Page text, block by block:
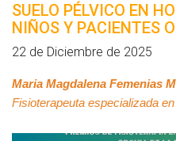
SUELO PÉLVICO EN
NIÑOS Y PACIENTES
22 de Diciembre de 2025
Maria Magdalena Femenias
Fisioterapeuta especializada